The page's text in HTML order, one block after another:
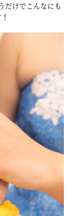
だけでこんなにも